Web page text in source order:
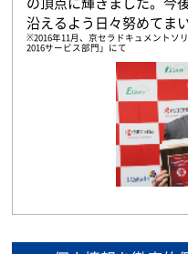
沿えるよう日々努めてま
※2016年11月、京セラドキュメントソ
2016サービス部門」にて